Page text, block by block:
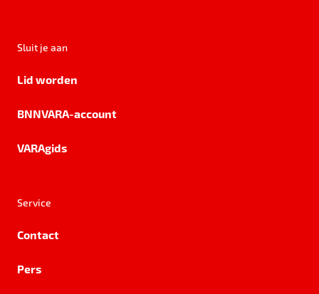
Sluit je aan
Lid worden
BNNVARA-account
VARAgids
Service
Contact
Pers